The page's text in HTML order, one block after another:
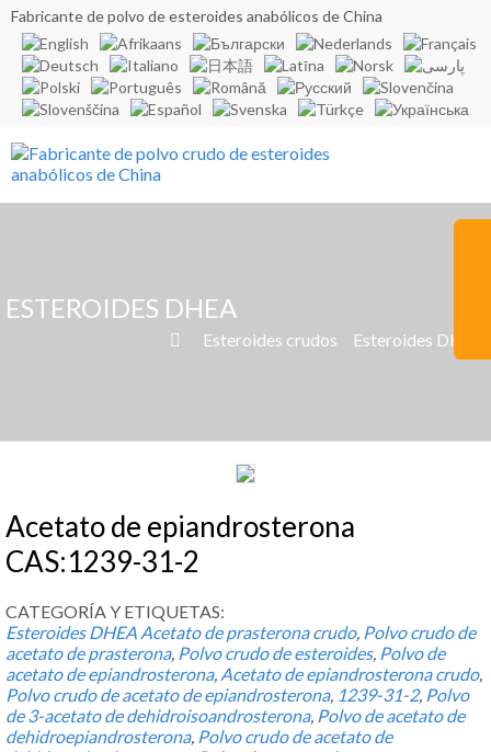
Fabricante de polvo de esteroides anabólicos de China
ESTEROIDES DHEA
 Esteroides crudos Esteroides DHEA
Acetato de epiandrosterona
CAS:1239-31-2
CATEGORÍA Y ETIQUETAS:
Esteroides DHEA Acetato de prasterona crudo, Polvo crudo de
acetato de prasterona, Polvo crudo de esteroides, Polvo de
acetato de epiandrosterona, Acetato de epiandrosterona crudo,
Polvo crudo de acetato de epiandrosterona, 1239-31-2, Polvo
de 3-acetato de dehidroisoandrosterona, Polvo de acetato de
dehidroepiandrosterona, Polvo crudo de acetato de